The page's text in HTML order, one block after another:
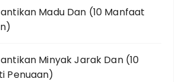
Madu Dan (10 Manfaat
Minyak Jarak Dan (10
Penuaan)